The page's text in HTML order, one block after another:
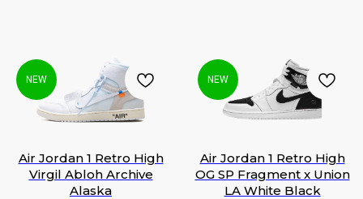
NEW
Air Jordan 1 Retro High
Virgil Abloh Archive
Alaska
NEW
Air Jordan 1 Retro High
OG SP Fragment x Union
LA White Black